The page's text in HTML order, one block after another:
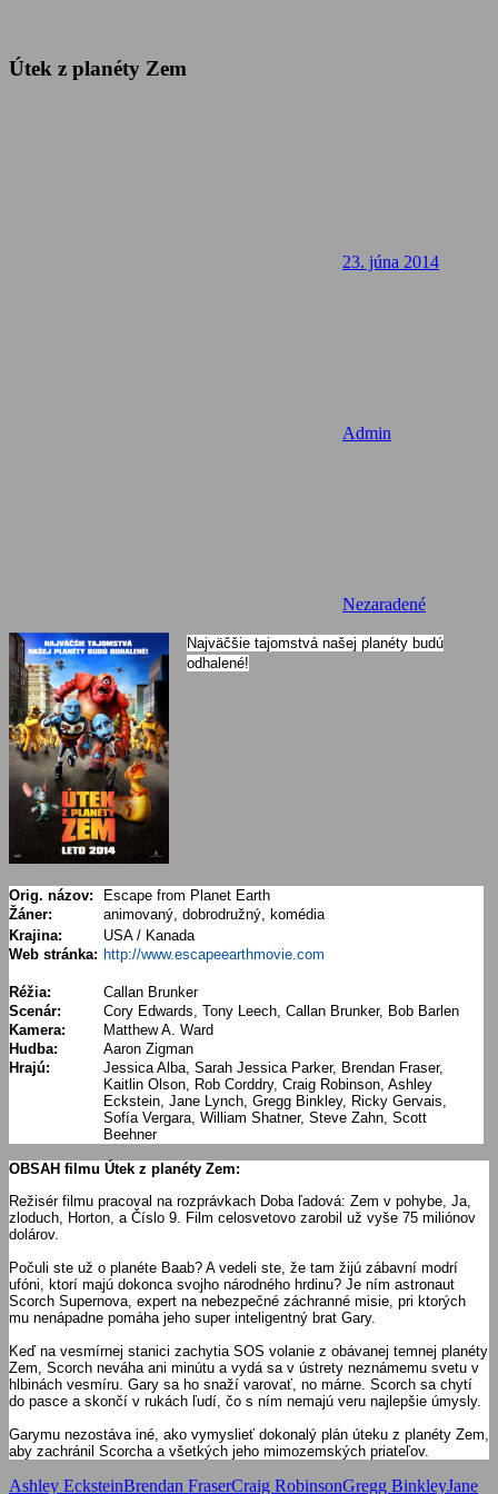
Útek z planéty Zem
23. júna 2014
Admin
Nezaradené
Najväčšie tajomstvá našej planéty budú
odhalené!
Orig. názov:
Escape from Planet Earth
Žáner:
animovaný, dobrodružný, komédia
Krajina:
USA / Kanada
Web stránka: http://www.escapeearthmovie.com
Réžia:
Callan Brunker
Scenár:
Cory Edwards, Tony Leech, Callan Brunker, Bob Barlen
Kamera:
Matthew A. Ward
Hudba:
Aaron Zigman
Hrajú:
Jessica Alba, Sarah Jessica Parker, Brendan Fraser,
Kaitlin Olson, Rob Corddry, Craig Robinson, Ashley
Eckstein, Jane Lynch, Gregg Binkley, Ricky Gervais,
Sofía Vergara, William Shatner, Steve Zahn, Scott
Beehner
OBSAH filmu Útek z planéty Zem:
Režisér filmu pracoval na rozprávkach Doba ľadová: Zem v pohybe, Ja,
zloduch, Horton, a Číslo 9. Film celosvetovo zarobil už vyše 75 miliónov
dolárov.
Počuli ste už o planéte Baab? A vedeli ste, že tam žijú zábavní modrí
ufóni, ktorí majú dokonca svojho národného hrdinu? Je ním astronaut
Scorch Supernova, expert na nebezpečné záchranné misie, pri ktorých
mu nenápadne pomáha jeho super inteligentný brat Gary.
Keď na vesmírnej stanici zachytia SOS volanie z obávanej temnej planéty
Zem, Scorch neváha ani minútu a vydá sa v ústrety neznámemu svetu v
hlbinách vesmíru. Gary sa ho snaží varovať, no márne. Scorch sa chytí
do pasce a skončí v rukách ľudí, čo s ním nemajú veru najlepšie úmysly.
Garymu nezostáva iné, ako vymyslieť dokonalý plán úteku z planéty Zem,
aby zachránil Scorcha a všetkých jeho mimozemských priateľov.
Ashley EcksteinBrendan FraserCraig RobinsonGregg BinkleyJane